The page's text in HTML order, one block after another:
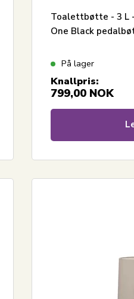
Toalettbøtte - 3 L
One Black
På lager
Knallpris:
799,00 NOK